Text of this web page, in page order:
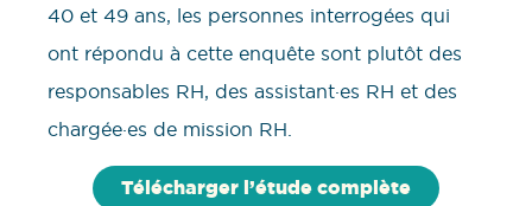
40 et 49 ans, les personnes interrogées qui
ont répondu à cette enquête sont plutôt des
responsables RH, des assistant·es RH et des
chargée·es de mission RH.
Télécharger l’étude complète